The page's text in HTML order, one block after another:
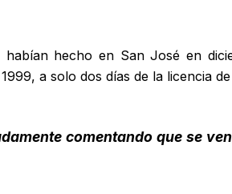
hecho en San José en
a solo dos días de la licencia
comentando que se